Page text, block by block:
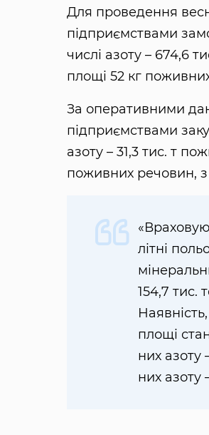
Для проведення
підприємствами
числі азоту – 674,6
площі 52 кг
За оперативними
підприємствами
азоту – 31,3 тис. т
поживних речовин, з
літні
154,7 тис.
площі
них азоту
них азоту